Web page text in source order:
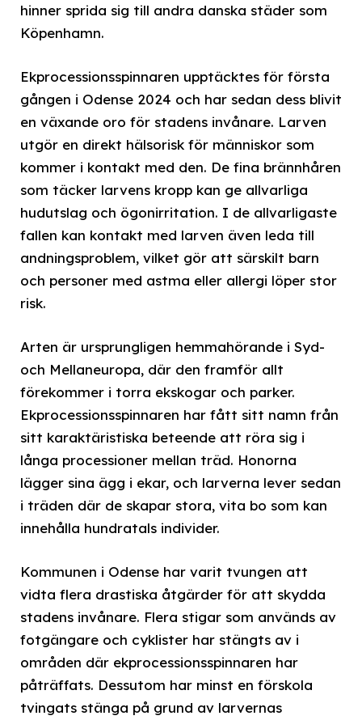
hinner sprida sig till andra danska städer som
Köpenhamn.
Ekprocessionsspinnaren upptäcktes för första
gången i Odense 2024 och har sedan dess blivit
en växande oro för stadens invånare. Larven
utgör en direkt hälsorisk för människor som
kommer i kontakt med den. De fina brännhåren
som täcker larvens kropp kan ge allvarliga
hudutslag och ögonirritation. I de allvarligaste
fallen kan kontakt med larven även leda till
andningsproblem, vilket gör att särskilt barn
och personer med astma eller allergi löper stor
risk.
Arten är ursprungligen hemmahörande i Syd-
och Mellaneuropa, där den framför allt
förekommer i torra ekskogar och parker.
Ekprocessionsspinnaren har fått sitt namn från
sitt karaktäristiska beteende att röra sig i
långa processioner mellan träd. Honorna
lägger sina ägg i ekar, och larverna lever sedan
i träden där de skapar stora, vita bo som kan
innehålla hundratals individer.
Kommunen i Odense har varit tvungen att
vidta flera drastiska åtgärder för att skydda
stadens invånare. Flera stigar som används av
fotgängare och cyklister har stängts av i
områden där ekprocessionsspinnaren har
påträffats. Dessutom har minst en förskola
tvingats stänga på grund av larvernas